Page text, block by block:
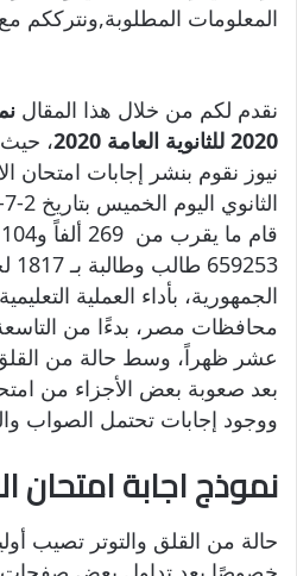
المعلومات المطلوبة,ونترككم
نقدم لكم من خلال هذا المقال
2020 للثانوية العامة 2020
،
نيوز نقوم بنشر إجابات امتحان
الجمهورية، بأداء العملية
محافظات مصر، بدءًا من التاسعة
عشر ظهراً، وسط حالة من
بعد صعوبة بعض الأجزاء من
ووجود إجابات تحتمل الصواب
نموذج اجابة امتحان
حالة من القلق والتوتر تصيب